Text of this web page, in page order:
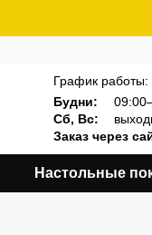
График работы:
Будни:
Сб, Вс:
Заказ через
Настольные